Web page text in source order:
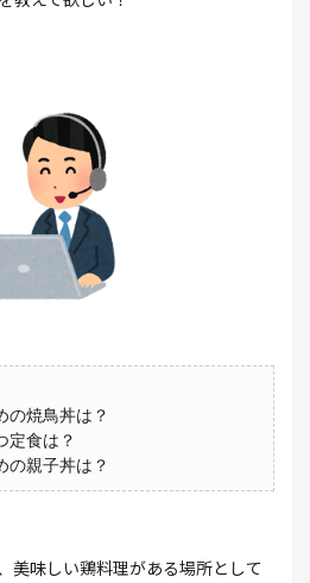
の焼鳥丼は？
定食は？
の親子丼は？
美味しい鶏料理がある場所として